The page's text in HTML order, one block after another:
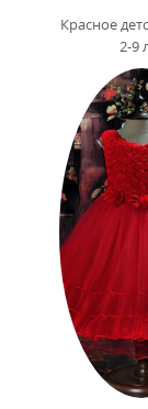
Красное
2-9